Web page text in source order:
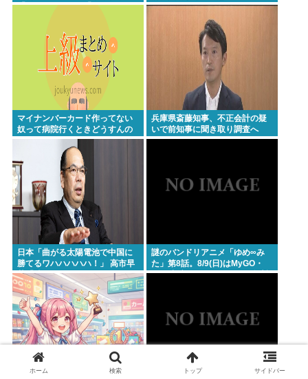
「バッファロー」「コーカサス
マイナンバーカード作ってない
奴って病院行くときどうすんの
兵庫県斎藤知事、不正会計の疑
いで前知事に聞き取り調査へ
日本「曲がる太陽電池で中国に
勝てるワハハハハハ！」 高市早
苗「勝てる！ ガハハハハハ
ハ！」
謎のバンドリアニメ「ゆめ∞み
た」第8話。8/9(日)はMyGO・
RAS出演のLuckyFes’26を無料
ホーム 検索 トップ サイドバー